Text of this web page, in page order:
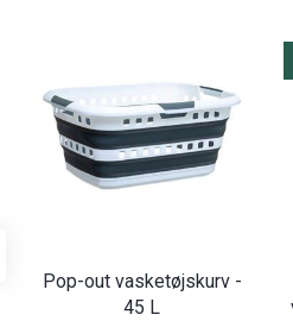
Pop-out vasketøjskurv -
45 L